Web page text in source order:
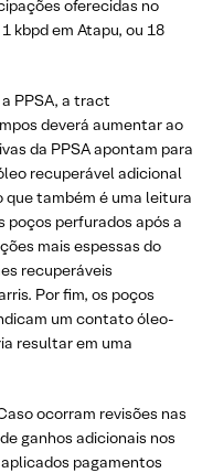
oferecidas no
kbpd em Atapu, ou 18
PPSA, a tract
deverá aumentar ao
da PPSA apontam para
recuperável adicional
que também é uma leitura
poços perfurados após a
mais espessas do
recuperáveis
Por fim, os poços
um contato óleo-
resultar em uma
ocorram revisões nas
ganhos adicionais nos
pagamentos